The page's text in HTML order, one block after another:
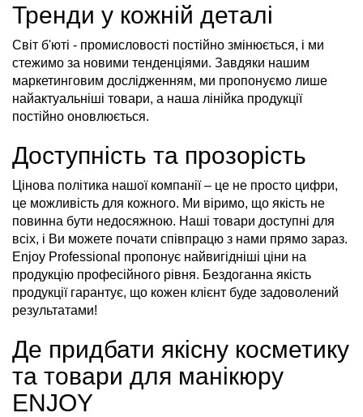
Тренди у кожній деталі
Світ б'юті - промисловості постійно змінюється, і ми
стежимо за новими тенденціями. Завдяки нашим
маркетинговим дослідженням, ми пропонуємо лише
найактуальніші товари, а наша лінійка продукції
постійно оновлюється.
Доступність та прозорість
Цінова політика нашої компанії – це не просто цифри,
це можливість для кожного. Ми віримо, що якість не
повинна бути недосяжною. Наші товари доступні для
всіх, і Ви можете почати співпрацю з нами прямо зараз.
Enjoy Professional пропонує найвигідніші ціни на
продукцію професійного рівня. Бездоганна якість
продукції гарантує, що кожен клієнт буде задоволений
результатами!
Де придбати якісну косметику
та товари для манікюру
ENJOY